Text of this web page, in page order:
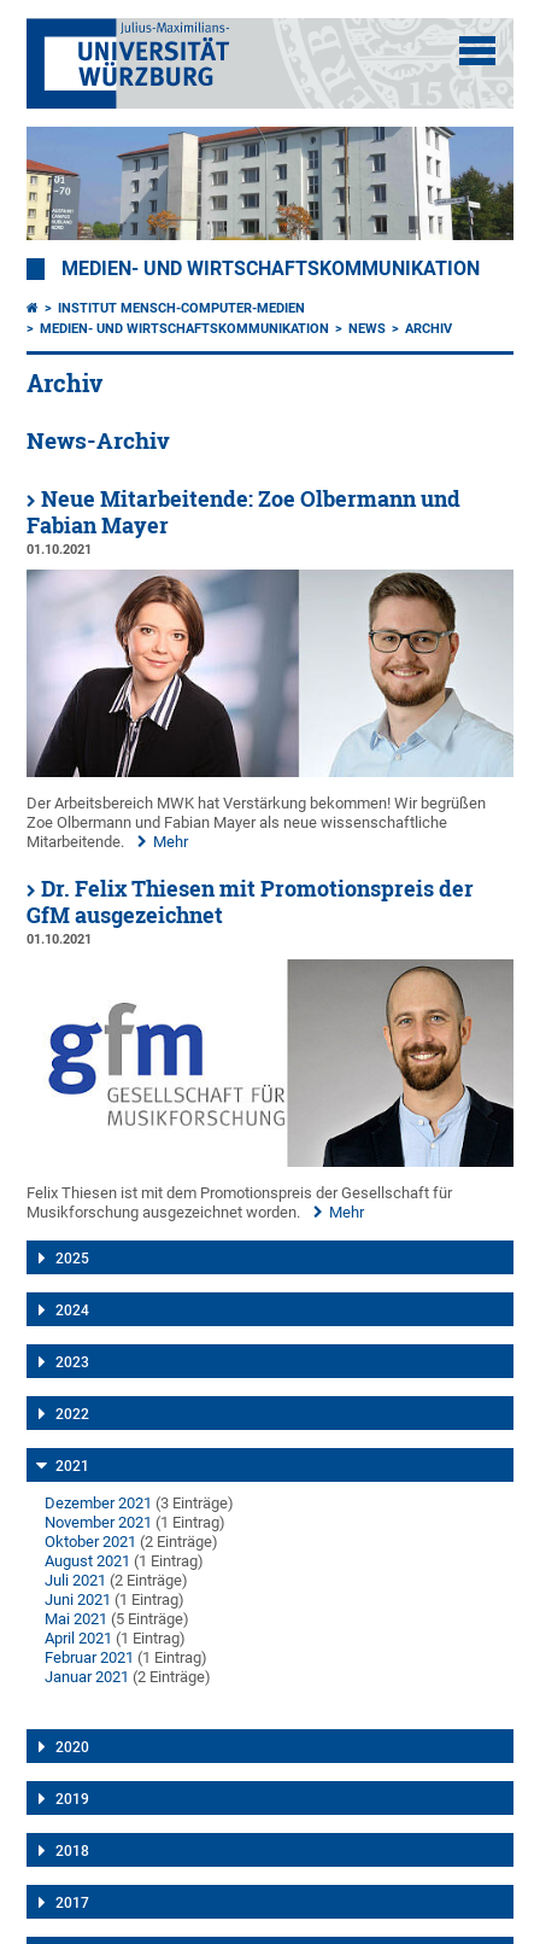
MEDIEN- UND WIRTSCHAFTSKOMMUNIKATION
INSTITUT MENSCH-COMPUTER-MEDIEN
MEDIEN- UND WIRTSCHAFTSKOMMUNIKATION
NEWS ARCHIV
Archiv
News-Archiv
Neue Mitarbeitende: Zoe Olbermann und
Fabian Mayer
01.10.2021
Der Arbeitsbereich MWK hat Verstärkung bekommen! Wir begrüßen
Zoe Olbermann und Fabian Mayer als neue wissenschaftliche
Mitarbeitende.
Mehr
Dr. Felix Thiesen mit Promotionspreis der
GfM ausgezeichnet
01.10.2021
Felix Thiesen ist mit dem Promotionspreis der Gesellschaft für
Musikforschung ausgezeichnet worden.
Mehr
2025
2024
2023
2022
2021
Dezember 2021 (3 Einträge)
November 2021 (1 Eintrag)
Oktober 2021 (2 Einträge)
August 2021 (1 Eintrag)
Juli 2021 (2 Einträge)
Juni 2021 (1 Eintrag)
Mai 2021 (5 Einträge)
April 2021 (1 Eintrag)
Februar 2021 (1 Eintrag)
Januar 2021 (2 Einträge)
2020
2019
2018
2017